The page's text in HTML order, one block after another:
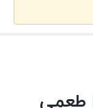
| طعمی